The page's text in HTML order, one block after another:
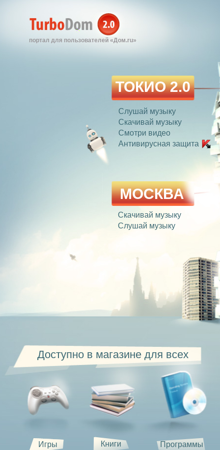
портал для пользователей «Дом.ru»
ТОКИО 2.0
Слушай музыку
Скачивай музыку
Смотри видео
Антивирусная защита
МОСКВА
Скачивай музыку
Слушай музыку
Доступно в магазине для всех
Игры Книги Программы